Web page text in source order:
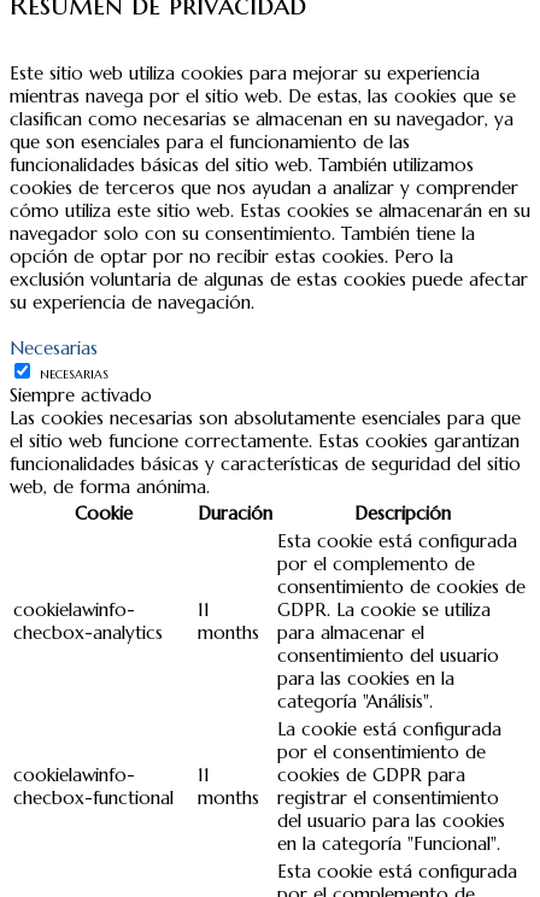
Este sitio web utiliza cookies para mejorar su experiencia
mientras navega por el sitio web. De estas, las cookies que se
clasifican como necesarias se almacenan en su navegador, ya
que son esenciales para el funcionamiento de las
funcionalidades básicas del sitio web. También utilizamos
cookies de terceros que nos ayudan a analizar y comprender
cómo utiliza este sitio web. Estas cookies se almacenarán en su
navegador solo con su consentimiento. También tiene la
opción de optar por no recibir estas cookies. Pero la
exclusión voluntaria de algunas de estas cookies puede afectar
su experiencia de navegación.
Necesarias
NECESARIAS
Siempre activado
Las cookies necesarias son absolutamente esenciales para que
el sitio web funcione correctamente. Estas cookies garantizan
funcionalidades básicas y características de seguridad del sitio
web, de forma anónima.
Cookie
Duración Descripción
cookielawinfo-
checbox-analytics
11
months
Esta cookie está configurada
por el complemento de
consentimiento de cookies de
GDPR. La cookie se utiliza
para almacenar el
consentimiento del usuario
para las cookies en la
categoría "Análisis".
cookielawinfo-
checbox-functional
11
months
La cookie está configurada
por el consentimiento de
cookies de GDPR para
registrar el consentimiento
del usuario para las cookies
en la categoría "Funcional".
Esta cookie está configurada